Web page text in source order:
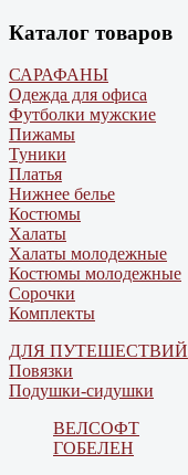
Каталог товаров
САРАФАНЫ
Одежда для офиса
Футболки мужские
Пижамы
Туники
Платья
Нижнее белье
Костюмы
Халаты
Халаты молодежные
Костюмы молодежные
Сорочки
Комплекты
ДЛЯ ПУТЕШЕСТВИЙ
Повязки
Подушки-сидушки
ВЕЛСОФТ
ГОБЕЛЕН